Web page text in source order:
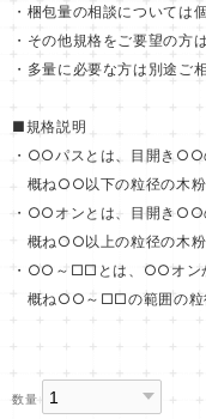
・梱包量の相談については
・その他規格をご要望の方
・多量に必要な方は別途ご
■規格説明
・○○パスとは、目開き○○
概ね○○以下の粒径の木粉
・○○オンとは、目開き○○
概ね○○以上の粒径の木粉
・○○～□□とは、○○オン
概ね○○～□□の範囲の粒
数量